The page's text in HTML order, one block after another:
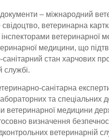
– міжнародний
ветеринарна
ветеринарної
медицини, що
стан харчових
службі.
санітарна
та спеціальних
ветеринарної медицини
визначення
ветеринарній